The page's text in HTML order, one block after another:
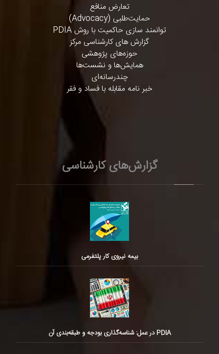
تعارض منافع
حمایت‌طلبی (Advocacy)
توانمند سازی حاکمیت با روش PDIA
گزارش های کارشناسی مرکز
حوزه‌های پژوهشی
همایش‌ها و نشست‌ها
چندرسانه‌ای
خبر نامه مقابله با فساد و فقر
گزارش‌های کارشناسی
بیمه نیروی کار پلتفرمی
PDIA در عمل: شناسه‌گذاری بودجه و طبقه‌بندی آن